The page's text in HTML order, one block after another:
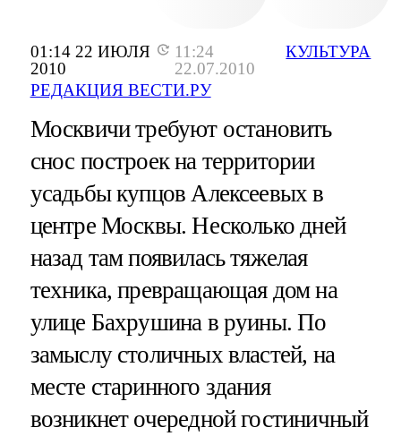
01:14 22 ИЮЛЯ
2010
11:24
22.07.2010
РЕДАКЦИЯ ВЕСТИ.РУ
КУЛЬТУРА
Москвичи требуют остановить
снос построек на территории
усадьбы купцов Алексеевых в
центре Москвы. Несколько дней
назад там появилась тяжелая
техника, превращающая дом на
улице Бахрушина в руины. По
замыслу столичных властей, на
месте старинного здания
возникнет очередной гостиничный